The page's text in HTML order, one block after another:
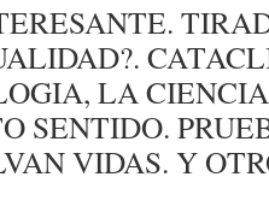
LA
SENTIDO.
VIDAS. Y